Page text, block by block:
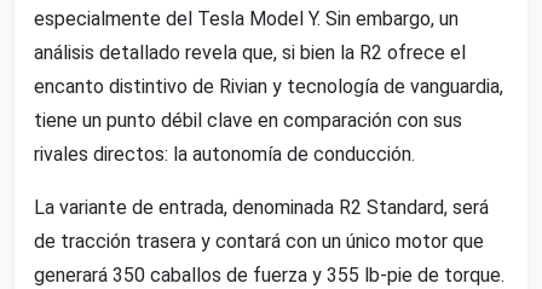
especialmente del Tesla Model Y. Sin embargo, un
análisis detallado revela que, si bien la R2 ofrece el
encanto distintivo de Rivian y tecnología de vanguardia,
tiene un punto débil clave en comparación con sus
rivales directos: la autonomía de conducción.
La variante de entrada, denominada R2 Standard, será
de tracción trasera y contará con un único motor que
generará 350 caballos de fuerza y 355 lb-pie de torque.